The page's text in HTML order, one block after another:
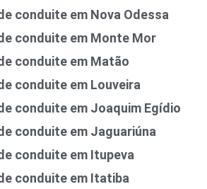
conduite em Nova Odessa
conduite em Monte Mor
conduite em Matão
conduite em Louveira
conduite em Joaquim Egídio
conduite em Jaguariúna
conduite em Itupeva
conduite em Itatiba